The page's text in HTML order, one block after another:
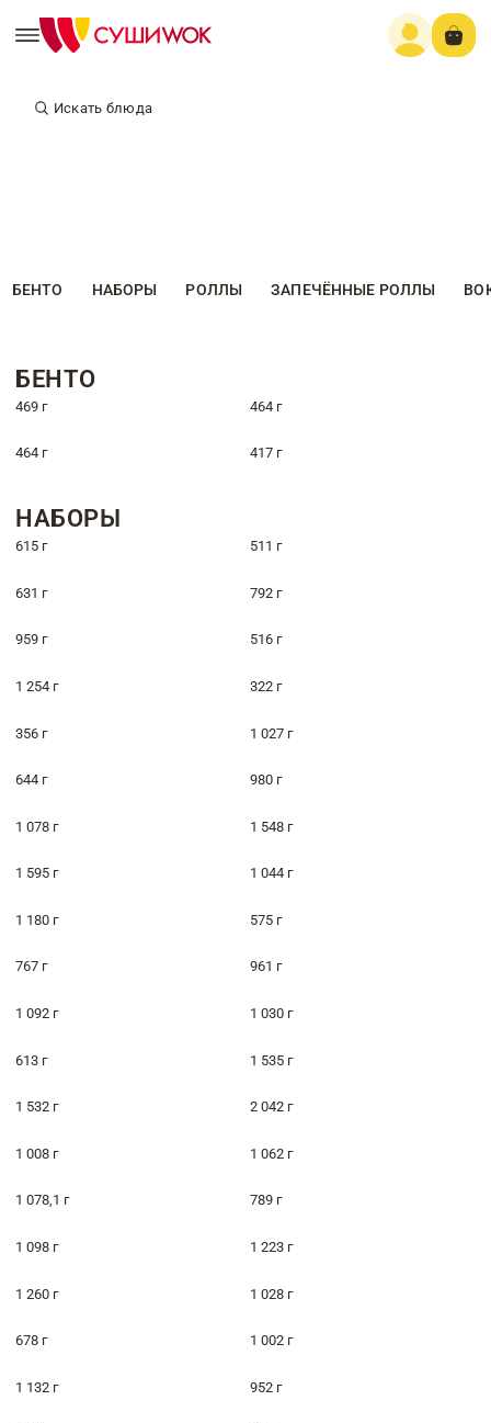
Искать блюда
БЕНТО НАБОРЫ РОЛЛЫ ЗАПЕЧЁННЫЕ РОЛЛЫ
БЕНТО
469 г 464 г
464 г 417 г
НАБОРЫ
615 г 511 г
631 г 792 г
959 г 516 г
1 254 г 322 г
356 г 1 027 г
644 г 980 г
1 078 г 1 548 г
1 595 г 1 044 г
1 180 г 575 г
767 г 961 г
1 092 г 1 030 г
613 г 1 535 г
1 532 г 2 042 г
1 008 г 1 062 г
1 078,1 г 789 г
1 098 г 1 223 г
1 260 г 1 028 г
678 г 1 002 г
1 132 г 952 г